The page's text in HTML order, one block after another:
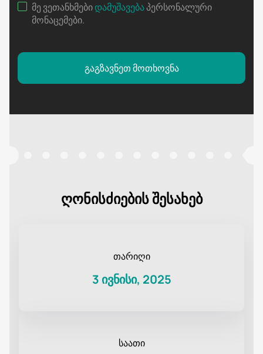
მე ვეთანხმებიდამუშავებაპერსონალური
მონაცემები.
გაგზავნეთ მოთხოვნა
ღონისძიების შესახებ
თარიღი
3 ივნისი, 2025
საათი